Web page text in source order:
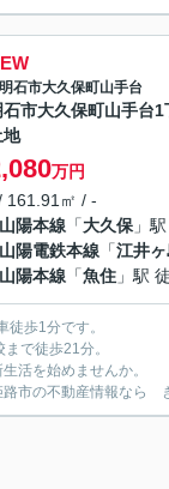
明石市大久保町山手台
石市大久保町山手台
地
万円
161.91㎡ / -
山陽本線 「大久保 」
山陽電鉄本線 「江井ヶ
山陽本線 「魚住 」駅
歩1分です。
で徒歩21分。
活を始めませんか。
の不動産情報なら